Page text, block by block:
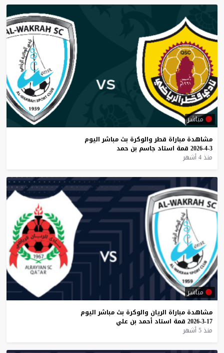
مباشر
مشاهدة مباراة قطر والوكرة بث مباشر اليوم
3-4-2026
قمة استاد جاسم بن حمد
منذ 4 أشهر
مباشر
مشاهدة مباراة الريان والوكرة بث مباشر اليوم
17-3-2026
قمة استاد أحمد بن علي
منذ 5 أشهر